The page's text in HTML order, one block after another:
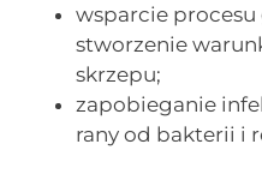
wsparcie
stworzenie
skrzepu;
zapobieganie
rany od bakterii i